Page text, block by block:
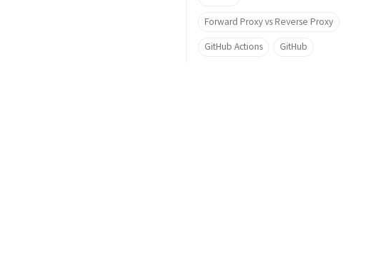
Forward Proxy vs Reverse Proxy
GitHub Actions GitHub